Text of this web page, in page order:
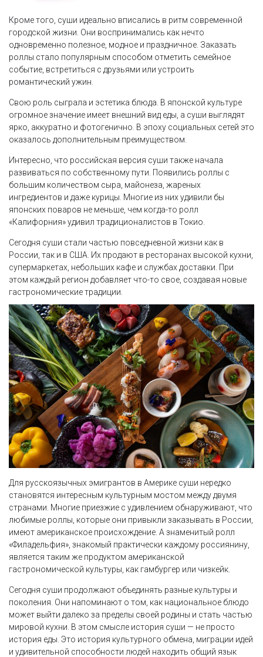
Кроме того, суши идеально вписались в ритм современной
городской жизни. Они воспринимались как нечто
одновременно полезное, модное и праздничное. Заказать
роллы стало популярным способом отметить семейное
событие, встретиться с друзьями или устроить
романтический ужин.
Свою роль сыграла и эстетика блюда. В японской культуре
огромное значение имеет внешний вид еды, а суши выглядят
ярко, аккуратно и фотогенично. В эпоху социальных сетей это
оказалось дополнительным преимуществом.
Интересно, что российская версия суши также начала
развиваться по собственному пути. Появились роллы с
большим количеством сыра, майонеза, жареных
ингредиентов и даже курицы. Многие из них удивили бы
японских поваров не меньше, чем когда-то ролл
«Калифорния» удивил традиционалистов в Токио.
Сегодня суши стали частью повседневной жизни как в
России, так и в США. Их продают в ресторанах высокой кухни,
супермаркетах, небольших кафе и службах доставки. При
этом каждый регион добавляет что-то свое, создавая новые
гастрономические традиции.
Для русскоязычных эмигрантов в Америке суши нередко
становятся интересным культурным мостом между двумя
странами. Многие приезжие с удивлением обнаруживают, что
любимые роллы, которые они привыкли заказывать в России,
имеют американское происхождение. А знаменитый ролл
«Филадельфия», знакомый практически каждому россиянину,
является таким же продуктом американской
гастрономической культуры, как гамбургер или чизкейк.
Сегодня суши продолжают объединять разные культуры и
поколения. Они напоминают о том, как национальное блюдо
может выйти далеко за пределы своей родины и стать частью
мировой кухни. В этом смысле история суши — не просто
история еды. Это история культурного обмена, миграции идей
и удивительной способности людей находить общий язык